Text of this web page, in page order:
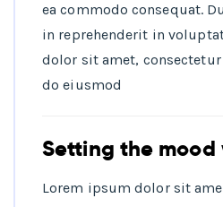
ea commodo consequat.
in reprehenderit in
dolor sit amet,
do eiusmod
Setting the mood
Lorem ipsum dolor sit